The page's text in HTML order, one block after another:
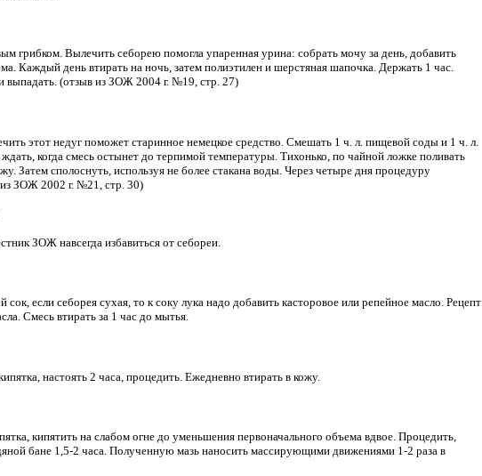
грибком. Вылечить себорею помогла упаренная урина: собрать мочу за день, добавить
Каждый день втирать на ночь, затем полиэтилен и шерстяная шапочка. Держать 1 час.
выпадать. (отзыв из ЗОЖ 2004 г. №19, стр. 27)
этот недуг поможет старинное немецкое средство. Смешать 1 ч. л. пищевой соды и 1 ч. л.
когда смесь остынет до терпимой температуры. Тихонько, по чайной ложке поливать
Затем сполоснуть, используя не более стакана воды. Через четыре дня процедуру
ЗОЖ 2002 г. №21, стр. 30)
ЗОЖ навсегда избавиться от себореи.
если себорея сухая, то к соку лука надо добавить касторовое или репейное масло. Рецепт
Смесь втирать за 1 час до мытья.
настоять 2 часа, процедить. Ежедневно втирать в кожу.
кипятить на слабом огне до уменьшения первоначального объема вдвое. Процедить,
бане 1,5-2 часа. Полученную мазь наносить массирующими движениями 1-2 раза в